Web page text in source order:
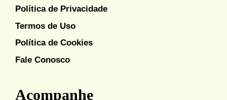
Política de Privacidade
Termos de Uso
Política de Cookies
Fale Conosco
Acompanhe